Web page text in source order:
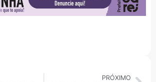
PRÓXIMO